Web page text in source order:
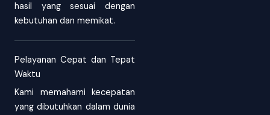
hasil yang sesuai dengan
kebutuhan dan memikat.
Pelayanan Cepat dan Tepat
Waktu
Kami memahami kecepatan
yang dibutuhkan dalam dunia